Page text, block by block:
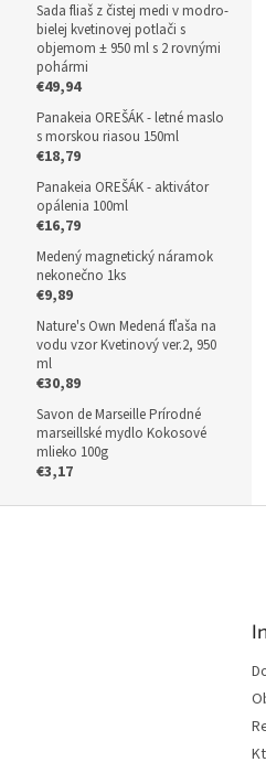
Sada fliaš z čistej medi v modro-
bielej kvetinovej potlači s
objemom ± 950 ml s 2 rovnými
pohármi
€49,94
Panakeia OREŠÁK - letné maslo
s morskou riasou 150ml
€18,79
Panakeia OREŠÁK - aktivátor
opálenia 100ml
€16,79
Medený magnetický náramok
nekonečno 1ks
€9,89
Nature's Own Medená fľaša na
vodu vzor Kvetinový ver.2, 950
ml
€30,89
Savon de Marseille Prírodné
marseillské mydlo Kokosové
mlieko 100g
€3,17